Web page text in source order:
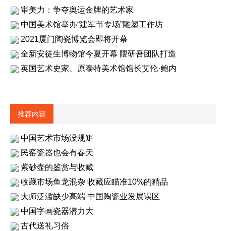
审美力：争夺奥运金牌的艺术家
中国美术馆举办“建军节专场”雕塑工作坊
2021厦门陶瓷博览会即将开幕
全新安徒生博物馆今夏开幕 隈研吾团队打造
英国艺术史家、原泰特美术馆馆长艾伦·鲍内
推荐内容
中国艺术市场没规矩
民窑瓷器也会有春天
紫砂壶的鉴赏与收藏
收藏市场鱼龙混杂 收藏应瞄准10%的精品
大师泛滥缺少高端 中国陶瓷业发展误区
中国字画瓷器潜力大
古代送礼习俗